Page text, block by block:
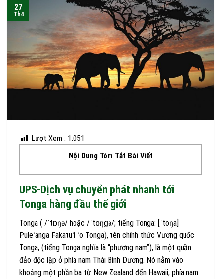
27
Th4
Lượt Xem : 1.051
Nội Dung Tóm Tắt Bài Viết
UPS-Dịch vụ chuyển phát nhanh tới
Tonga hàng đầu thế giới
Tonga ( /ˈtɒŋə/ hoặc /ˈtɒŋɡə/; tiếng Tonga: [ˈtoŋa]
Puleʻanga Fakatuʻi ʻo Tonga), tên chính thức Vương quốc
Tonga, (tiếng Tonga nghĩa là “phương nam”), là một quần
đảo độc lập ở phía nam Thái Bình Dương. Nó nằm vào
khoảng một phần ba từ New Zealand đến Hawaii, phía nam